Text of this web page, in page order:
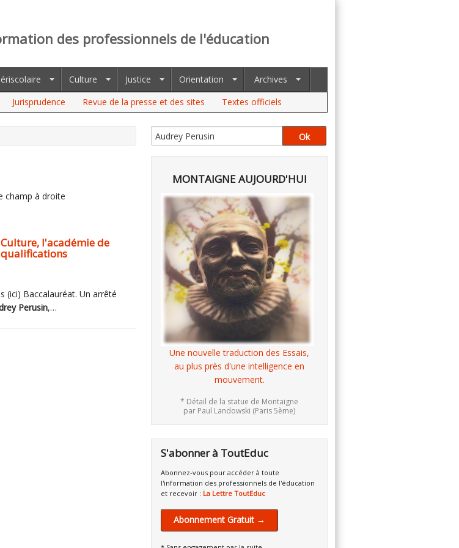
des professionnels de l'éducation
Culture Justice Orientation
Archives
Jurisprudence Revue de la presse et des sites Textes officiels
champ à droite
l'académie de
qualifications
(ici) Baccalauréat. Un arrêté
Perusin,…
MONTAIGNE AUJOURD'HUI
Une nouvelle traduction des Essais,
au plus près d'une intelligence en
mouvement.
* Détail de la statue de Montaigne
par Paul Landowski (Paris 5ème)
S'abonner à ToutEduc
Abonnez-vous pour accéder à toute
l'information des professionnels de l'éducation
et recevoir : La Lettre ToutEduc
Abonnement Gratuit →